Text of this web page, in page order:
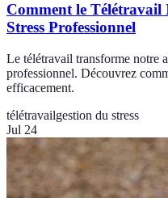
Comment le Télétravail
Stress Professionnel
Le télétravail transforme notre
professionnel. Découvrez
efficacement.
télétravailgestion du stress
Jul 24